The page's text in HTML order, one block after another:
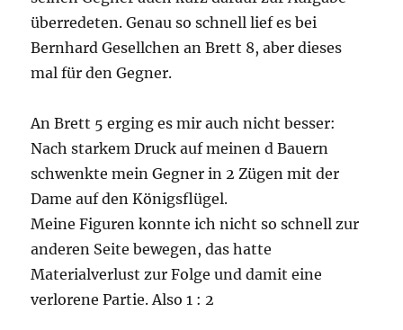
überredeten. Genau so schnell lief es bei
Bernhard Gesellchen an Brett 8, aber dieses
mal für den Gegner.
An Brett 5 erging es mir auch nicht besser:
Nach starkem Druck auf meinen d Bauern
schwenkte mein Gegner in 2 Zügen mit der
Dame auf den Königsflügel.
Meine Figuren konnte ich nicht so schnell zur
anderen Seite bewegen, das hatte
Materialverlust zur Folge und damit eine
verlorene Partie. Also 1 : 2